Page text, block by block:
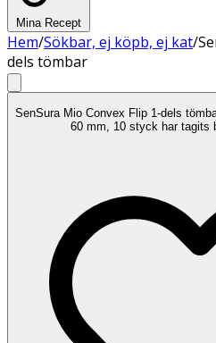
Mina Recept
Hem/Sökbar, ej köpb, ej kat/
dels tömbar
SenSura Mio Convex Flip 1-dels
60 mm, 10 styck har tagits